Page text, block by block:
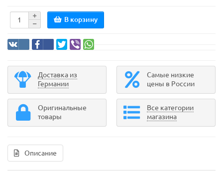
В корзину
Доставка из
Германии
Самые низкие
цены в России
Оригинальные
товары
Все категории
магазина
Описание